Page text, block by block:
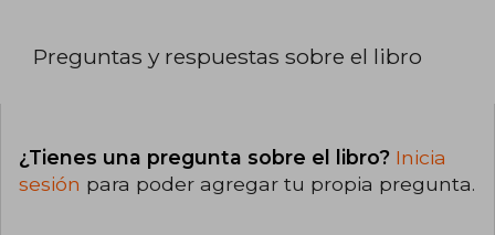
Preguntas y respuestas sobre el libro
¿Tienes una pregunta sobre el libro? Inicia
sesión para poder agregar tu propia pregunta.